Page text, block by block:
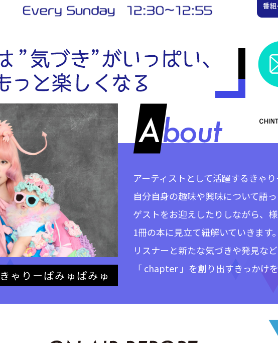
きゃりーぱみゅぱみゅ
アーティストとして活躍するきゃり
自分自身の趣味や興味について語
ゲストをお迎えしたりしながら、
1冊の本に見立て紐解いていきます。
リスナーと新たな気づきや発見な
「 chapter 」を創り出すきっかけ